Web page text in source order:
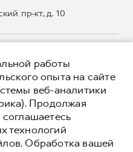
пр-кт, д. 10
касающаяся
носит
публичной офертой.
работы
опыта на сайте
веб-аналитики
Продолжая
технологий
Обработка вашей